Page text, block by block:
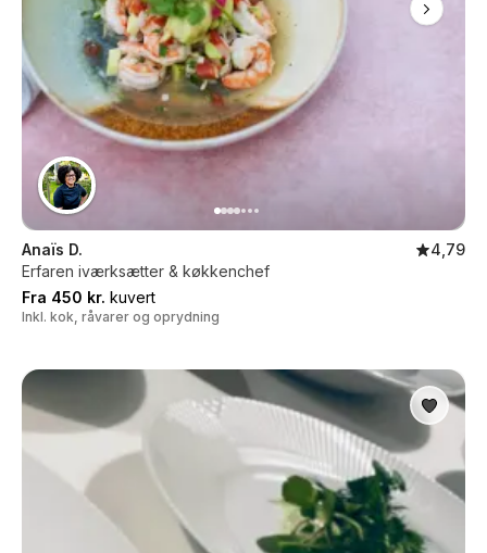
Anaïs D.
4,79
Erfaren iværksætter & køkkenchef
Fra 450 kr. kuvert
Inkl. kok, råvarer og oprydning